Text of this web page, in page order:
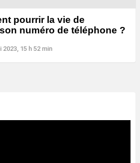
pourrir la vie de
numéro de téléphone ?
2023, 15 h 52 min